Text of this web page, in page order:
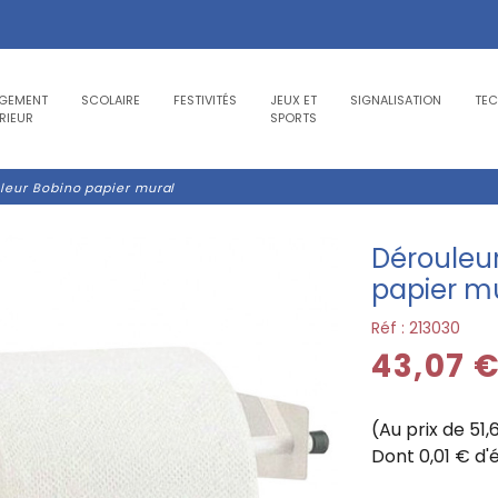
SCOLAIRE FESTIVITÉS
JEUX ET
SPORTS
SIGNALISATION
Bobino papier mural
papier
Réf : 213030
43,07
(Au prix de
Dont 0,01 €